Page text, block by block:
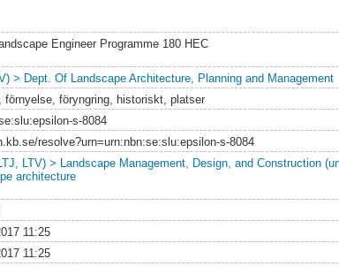
Engineer Programme 180 HEC
> Dept. Of Landscape Architecture, Planning and Management
förnyelse, föryngring, historiskt, platser
s-8084
resolve?urn=urn:nbn:se:slu:epsilon-s-8084
LTV) > Landscape Management, Design, and Construction
architecture
11:25
11:25